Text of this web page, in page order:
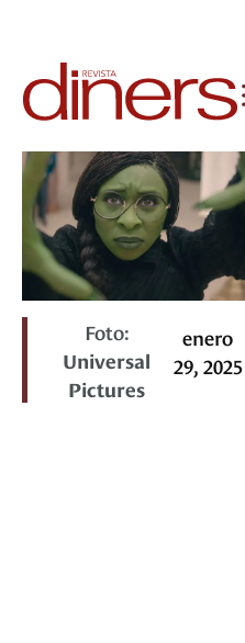
Foto:
Universal
Pictures
enero
29, 2025